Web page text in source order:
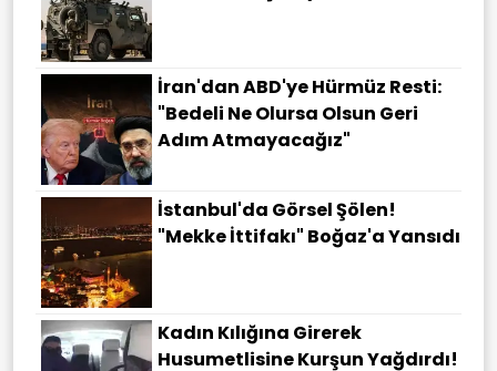
İran'dan ABD'ye Hürmüz Resti:
"Bedeli Ne Olursa Olsun Geri
Adım Atmayacağız"
İstanbul'da Görsel Şölen!
"Mekke İttifakı" Boğaz'a Yansıdı
Kadın Kılığına Girerek
Husumetlisine Kurşun Yağdırdı!